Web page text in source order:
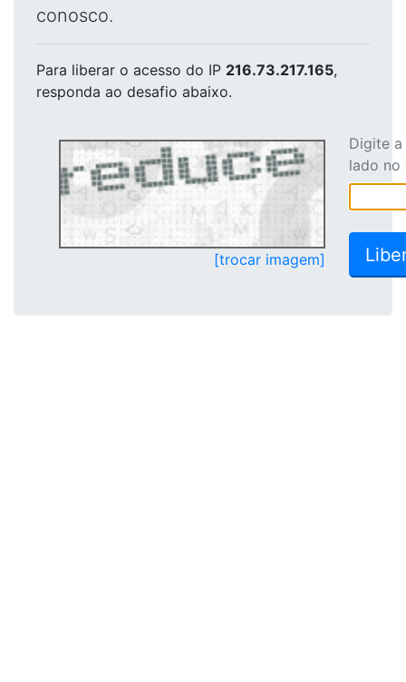
conosco.
Para liberar o acesso do IP 216.73.217.165,
responda ao desafio abaixo.
[trocar imagem]
Digite
lado no